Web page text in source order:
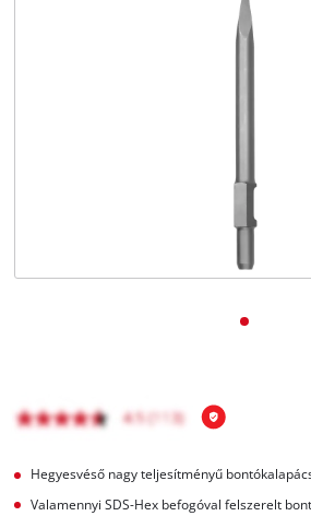
Hegyesvéső nagy teljesítményű
Valamennyi SDS-Hex befogóval felszerelt